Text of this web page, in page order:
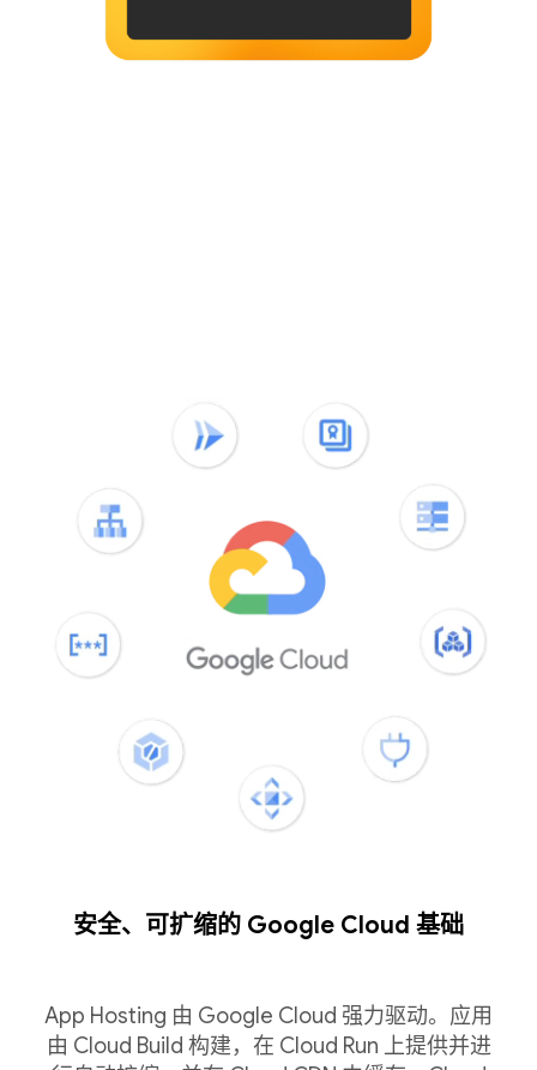
安全、可扩缩的 Google Cloud 基础
App Hosting 由 Google Cloud 强力驱动。应用
由 Cloud Build 构建，在 Cloud Run 上提供并进